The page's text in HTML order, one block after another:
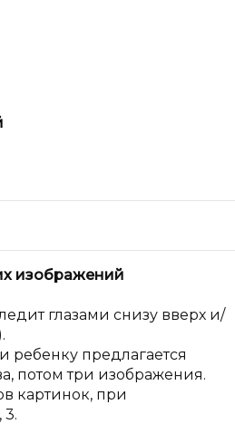
изображений
глазами снизу вверх и/
ребенку предлагается
потом три изображения.
картинок, при
3.